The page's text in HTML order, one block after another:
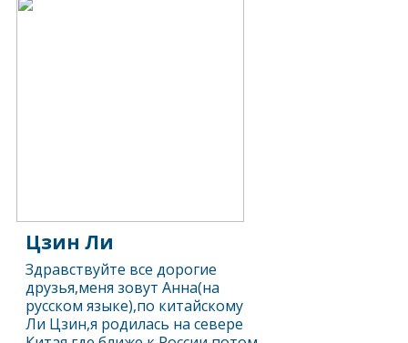
Цзин Ли
Здравствуйте все дорогие
друзья,меня зовут Анна(на
русском языке),по китайскому
Ли Цзин,я родилась на севере